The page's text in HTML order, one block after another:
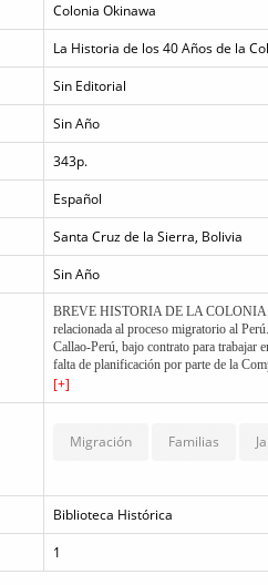
Colonia Okinawa
La Historia de los 40 Años de la
Sin Editorial
Sin Año
343p.
Español
Santa Cruz de la Sierra, Bolivia
Sin Año
BREVE HISTORIA DE LA COLONIA
relacionada al proceso migratorio al
Callao-Perú, bajo contrato para trabajar
falta de planificación por parte de la
condiciones ambientales, una buena
Chile, Argentina, Brasil, sin embargo un
[+]
Migración
Familias
Biblioteca Histórica
1